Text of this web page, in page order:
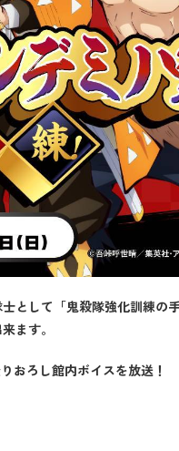
として「鬼殺隊強化訓練の
ます。
おろし館内ボイスを放送！